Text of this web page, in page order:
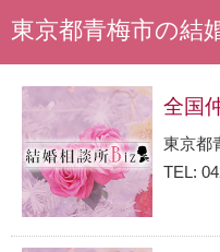
東京都青梅市の結
全国
東京都
TEL: